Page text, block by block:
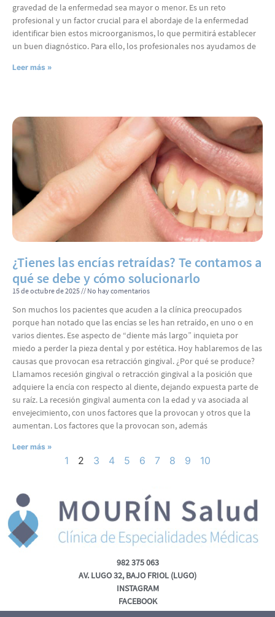
gravedad de la enfermedad sea mayor o menor. Es un reto
profesional y un factor crucial para el abordaje de la enfermedad
identificar bien estos microorganismos, lo que permitirá establecer
un buen diagnóstico. Para ello, los profesionales nos ayudamos de
Leer más »
¿Tienes las encías retraídas? Te contamos a
qué se debe y cómo solucionarlo
15 de octubre de 2025 No hay comentarios
Son muchos los pacientes que acuden a la clínica preocupados
porque han notado que las encías se les han retraído, en uno o en
varios dientes. Ese aspecto de “diente más largo” inquieta por
miedo a perder la pieza dental y por estética. Hoy hablaremos de las
causas que provocan esa retracción gingival. ¿Por qué se produce?
Llamamos recesión gingival o retracción gingival a la posición que
adquiere la encía con respecto al diente, dejando expuesta parte de
su raíz. La recesión gingival aumenta con la edad y va asociada al
envejecimiento, con unos factores que la provocan y otros que la
aumentan. Los factores que la provocan son, además
Leer más »
1 2 3 4 5 6 7 8 9 10
982 375 063
AV. LUGO 32, BAJO FRIOL (LUGO)
INSTAGRAM
FACEBOOK